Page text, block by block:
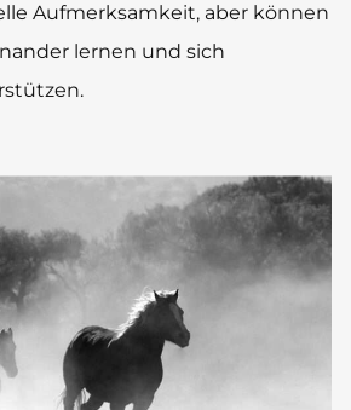
Aufmerksamkeit, aber können
lernen und sich